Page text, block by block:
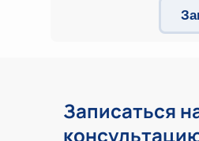
Записаться